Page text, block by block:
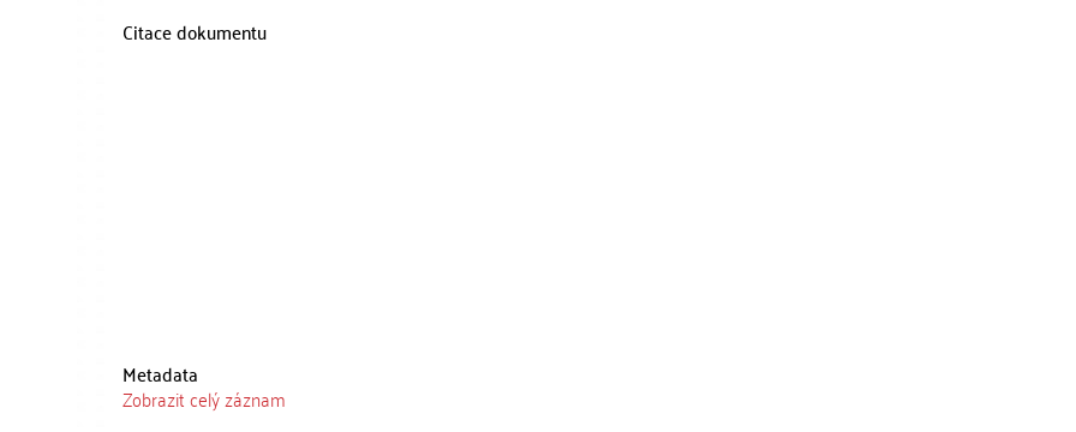
Citace dokumentu
Metadata
Zobrazit celý záznam